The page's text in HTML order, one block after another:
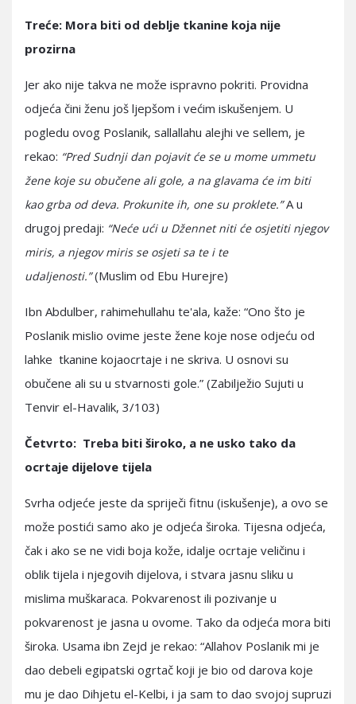
Treće: Mora biti od deblje tkanine koja nije
prozirna
Jer ako nije takva ne može ispravno pokriti. Providna
odjeća čini ženu još ljepšom i većim iskušenjem. U
pogledu ovog Poslanik, sallallahu alejhi ve sellem, je
rekao: “Pred Sudnji dan pojavit će se u mome ummetu
žene koje su obučene ali gole, a na glavama će im biti
kao grba od deva. Prokunite ih, one su proklete.”A u
drugoj predaji: “Neće ući u Džennet niti će osjetiti njegov
miris, a njegov miris se osjeti sa te i te
udaljenosti.”(Muslim od Ebu Hurejre)
Ibn Abdulber, rahimehullahu te'ala, kaže: “Ono što je
Poslanik mislio ovime jeste žene koje nose odjeću od
lahke tkanine kojaocrtaje i ne skriva. U osnovi su
obučene ali su u stvarnosti gole.” (Zabilježio Sujuti u
Tenvir el-Havalik, 3/103)
Četvrto: Treba biti široko, a ne usko tako da
ocrtaje dijelove tijela
Svrha odjeće jeste da spriječi fitnu (iskušenje), a ovo se
može postići samo ako je odjeća široka. Tijesna odjeća,
čak i ako se ne vidi boja kože, idalje ocrtaje veličinu i
oblik tijela i njegovih dijelova, i stvara jasnu sliku u
mislima muškaraca. Pokvarenost ili pozivanje u
pokvarenost je jasna u ovome. Tako da odjeća mora biti
široka. Usama ibn Zejd je rekao: “Allahov Poslanik mi je
dao debeli egipatski ogrtač koji je bio od darova koje
mu je dao Dihjetu el-Kelbi, i ja sam to dao svojoj supruzi